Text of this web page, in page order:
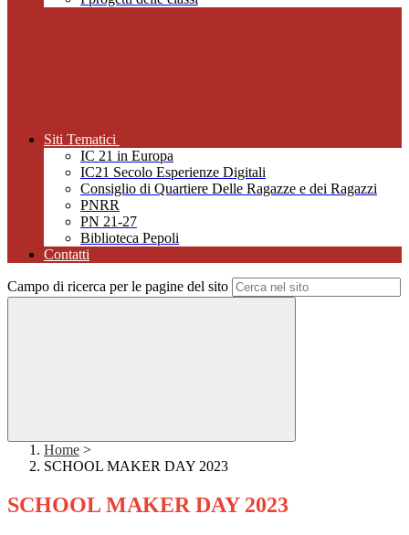
Siti Tematici
IC 21 in Europa
IC21 Secolo Esperienze Digitali
Consiglio di Quartiere Delle Ragazze e dei Ragazzi
PNRR
PN 21-27
Biblioteca Pepoli
Contatti
Campo di ricerca per le pagine del sito
Home >
SCHOOL MAKER DAY 2023
SCHOOL MAKER DAY 2023